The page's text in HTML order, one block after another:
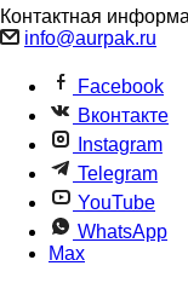
Контактная
info@aurpak.ru
Facebook
Вконтакте
Instagram
Telegram
YouTube
WhatsApp
Max